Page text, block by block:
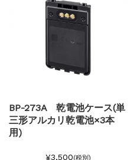
BP-273A 乾電池ケース(単
三形アルカリ乾電池×3本
用)
¥3,500(税別)